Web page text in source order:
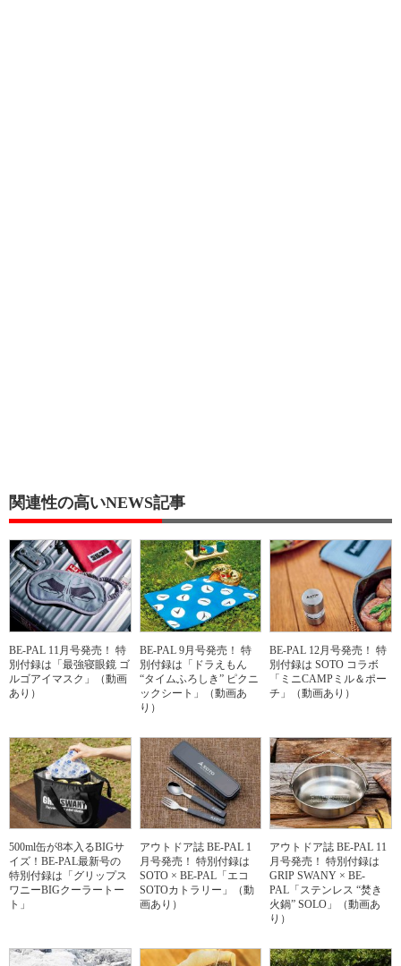
関連性の高いNEWS記事
BE-PAL 11月号発売！ 特
別付録は「最強寝眼鏡 ゴ
ルゴアイマスク」（動画
あり）
BE-PAL 9月号発売！ 特
別付録は「ドラえもん
“タイムふろしき” ピクニ
ックシート」（動画あ
り）
BE-PAL 12月号発売！ 特
別付録は SOTO コラボ
「ミニCAMPミル＆ポー
チ」（動画あり）
500ml缶が8本入るBIGサ
イズ！BE-PAL最新号の
特別付録は「グリップス
ワニーBIGクーラートー
ト」
アウトドア誌 BE-PAL 1
月号発売！ 特別付録は
SOTO × BE-PAL「エコ
SOTOカトラリー」（動
画あり）
アウトドア誌 BE-PAL 11
月号発売！ 特別付録は
GRIP SWANY × BE-
PAL「ステンレス “焚き
火鍋” SOLO」（動画あ
り）